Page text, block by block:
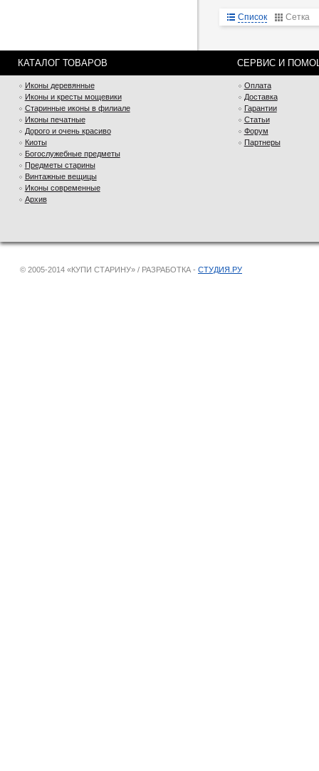
Список Сетка
КАТАЛОГ ТОВАРОВ СЕРВИС И
Иконы деревянные
Иконы и кресты мощевики
Старинные иконы в филиале
Иконы печатные
Дорого и очень красиво
Киоты
Богослужебные предметы
Предметы старины
Винтажные вещицы
Иконы современные
Архив
Оплата
Доставка
Гарантии
Статьи
Форум
Партнеры
© 2005-2014 «КУПИ СТАРИНУ» / РАЗРАБОТКА - СТУДИЯ.РУ